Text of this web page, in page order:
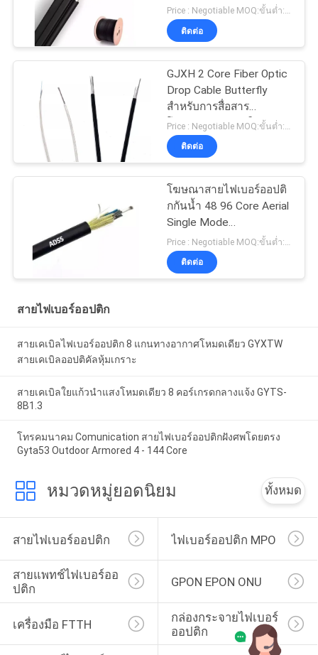
FTTH วางสายเคเบิล
GJYXCH
Price : Negotiable MOQ:ขั้นต่ำ: 1,000 เมตร
ติดต่อ
GJXH 2 Core Fiber Optic
Drop Cable Butterfly
สำหรับการสื่อสาร
โทรคมนาคมภายใน
อาคาร
Price : Negotiable MOQ:ขั้นต่ำ: 1000เมตร
ติดต่อ
โฆษณาสายไฟเบอร์ออปติ
กกันน้ำ 48 96 Core Aerial
Single Mode
100/200/300m Span
ติดต่อ
สายไฟเบอร์ออปติก
สายเคเบิลไฟเบอร์ออปติก 8 แกนทางอากาศโหมดเดียว GYXTW
สายเคเบิลออปติคัลหุ้มเกราะ
สายเคเบิลใยแก้วนำแสงโหมดเดียว 8 คอร์เกรดกลางแจ้ง GYTS-
8B1.3
โทรคมนาคม Comunication สายไฟเบอร์ออปติกฝังศพโดยตรง
Gyta53 Outdoor Armored 4 - 144 Core
หมวดหมู่ยอดนิยม ทั้งหมด
สายไฟเบอร์ออปติก ไฟเบอร์ออปติก MPO
สายแพทช์ไฟเบอร์ออ
ปติก
GPON EPON ONU
เครื่องมือ FTTH
กล่องกระจายไฟเบอร์
ออปติก